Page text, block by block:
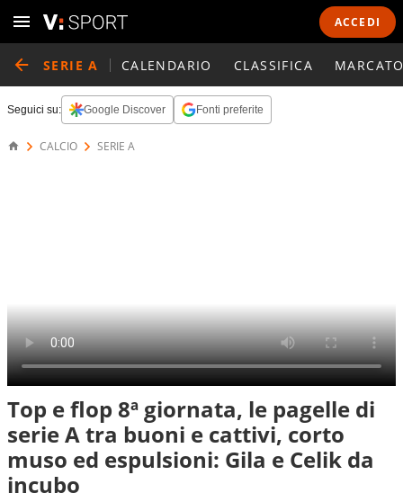
ACCEDI
SERIE A CALENDARIO CLASSIFICA
Seguici su: Google Discover Fonti preferite
CALCIO SERIE A
Top e flop 8ª giornata, le pagelle di
serie A tra buoni e cattivi, corto
muso ed espulsioni: Gila e Celik da
incubo